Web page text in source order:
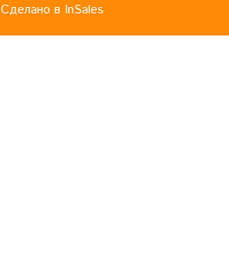
Сделано в InSales